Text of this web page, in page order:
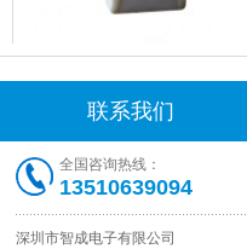
联系我们
全国咨询热线：
13510639094
深圳市智成电子有限公司